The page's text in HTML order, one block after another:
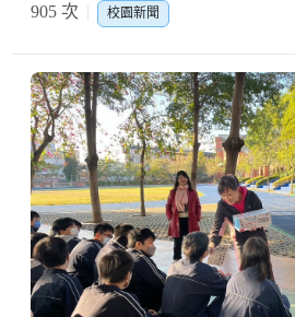
905 次
校園新聞